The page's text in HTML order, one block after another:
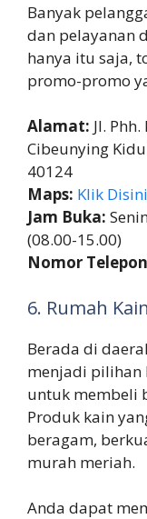
Banyak
dan pelayanan
hanya itu saja,
promo-promo
Alamat: Jl.
Cibeunying
40124
Maps: Klik Disini
Jam Buka:
(08.00-15.00)
Nomor
6. Rumah Kain
Berada di
menjadi pilihan
untuk membeli
Produk kain
beragam,
murah meriah.
Anda dapat